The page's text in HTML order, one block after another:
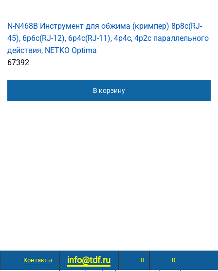
Контакты info@tdf.ru 0 0
N-N468B Инструмент для обжима (кримпер) 8p8c(RJ-
45), 6p6c(RJ-12), 6p4c(RJ-11), 4p4c, 4р2с параллельного
действия, NETKO Optima
67392
В корзину
HT-318 Профессиональное приспособление для
зачистки кабеля UTP/STP, акустического, телефонного